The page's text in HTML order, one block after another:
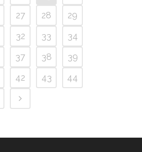
27 28
29
32 33
34
37 38
39
42 43
44